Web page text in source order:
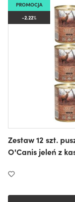
PROMOCJA
-2.22%
Zestaw 12 szt.
O'Canis jeleń z